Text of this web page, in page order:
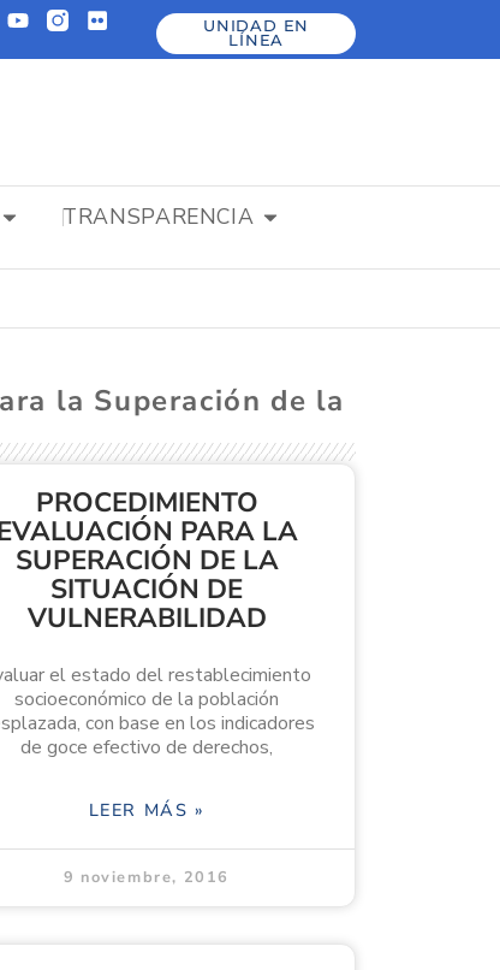
UNIDAD EN
LÍNEA
TRANSPARENCIA
de búsqueda
la Superación de la
PROCEDIMIENTO
PARA LA
SUPERACIÓN DE LA
SITUACIÓN DE
VULNERABILIDAD
el estado del restablecimiento
socioeconómico de la población
con base en los indicadores
de goce efectivo de derechos,
LEER MÁS »
9 noviembre, 2016